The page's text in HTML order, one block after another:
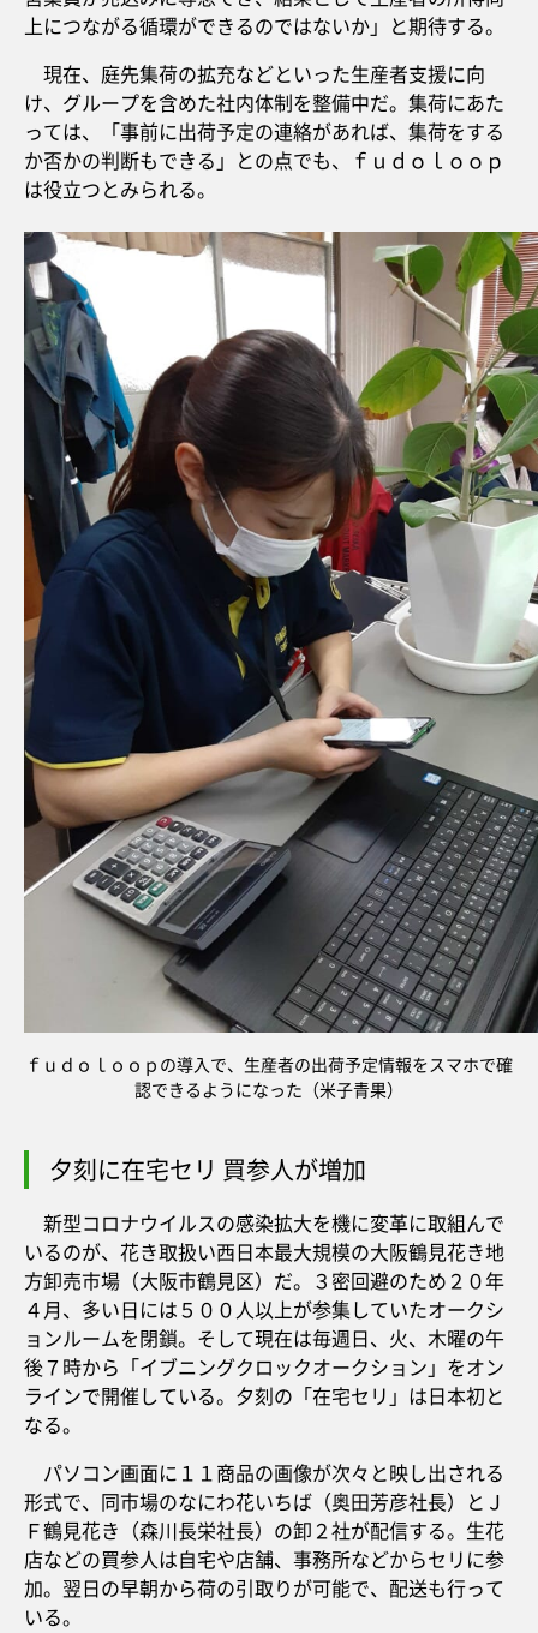
上につながる循環ができるのではないか」と期待する。
現在、庭先集荷の拡充などといった生産者支援に向
け、グループを含めた社内体制を整備中だ。集荷にあた
っては、「事前に出荷予定の連絡があれば、集荷をする
か否かの判断もできる」との点でも、ｆｕｄｏｌｏｏｐ
は役立つとみられる。
ｆｕｄｏｌｏｏｐの導入で、生産者の出荷予定情報をスマホで確
認できるようになった（米子青果）
夕刻に在宅セリ 買参人が増加
新型コロナウイルスの感染拡大を機に変革に取組んで
いるのが、花き取扱い西日本最大規模の大阪鶴見花き地
方卸売市場（大阪市鶴見区）だ。３密回避のため２０年
４月、多い日には５００人以上が参集していたオークシ
ョンルームを閉鎖。そして現在は毎週日、火、木曜の午
後７時から「イブニングクロックオークション」をオン
ラインで開催している。夕刻の「在宅セリ」は日本初と
なる。
パソコン画面に１１商品の画像が次々と映し出される
形式で、同市場のなにわ花いちば（奥田芳彦社長）とＪ
Ｆ鶴見花き（森川長栄社長）の卸２社が配信する。生花
店などの買参人は自宅や店舗、事務所などからセリに参
加。翌日の早朝から荷の引取りが可能で、配送も行って
いる。